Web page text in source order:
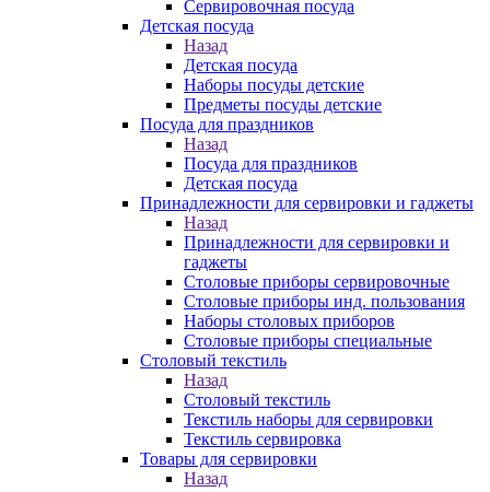
Сервировочная посуда
Детская посуда
Назад
Детская посуда
Наборы посуды детские
Предметы посуды детские
Посуда для праздников
Назад
Посуда для праздников
Детская посуда
Принадлежности для сервировки и гаджеты
Назад
Принадлежности для сервировки и
гаджеты
Столовые приборы сервировочные
Столовые приборы инд. пользования
Наборы столовых приборов
Столовые приборы специальные
Столовый текстиль
Назад
Столовый текстиль
Текстиль наборы для сервировки
Текстиль сервировка
Товары для сервировки
Назад